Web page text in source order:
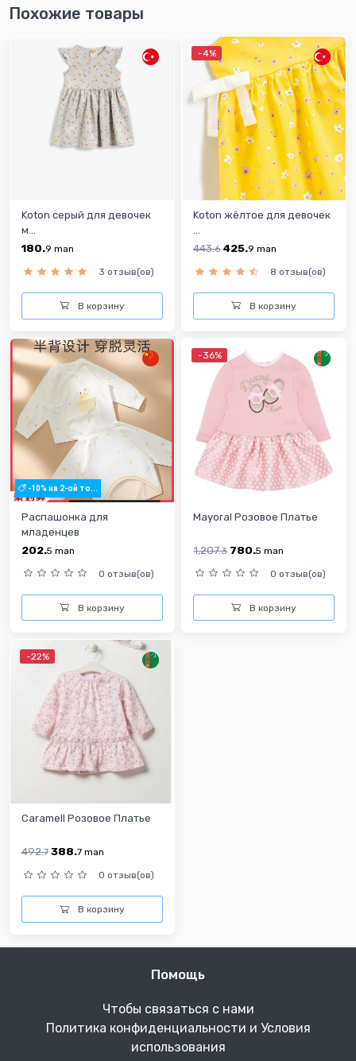
Похожие товары
Koton серый для девочек
м...
180.9 man
3 отзыв(ов)
В корзину
-4%
Koton жёлтое для девочек
443.6 425.9 man
8 отзыв(ов)
В корзину
-10% на 2-ой то...
Распашонка для
младенцев
202.5 man
0 отзыв(ов)
В корзину
-36%
Mayoral Розовое Платье
1,207.3 780.5 man
0 отзыв(ов)
В корзину
-22%
Caramell Розовое Платье
492.7 388.7 man
0 отзыв(ов)
В корзину
Помощь
Чтобы связаться с нами
Политика конфиденциальности и Условия
использования